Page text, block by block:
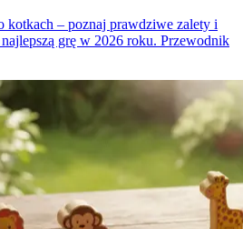
kotkach – poznaj prawdziwe zalety i
grę w 2026 roku. Przewodnik